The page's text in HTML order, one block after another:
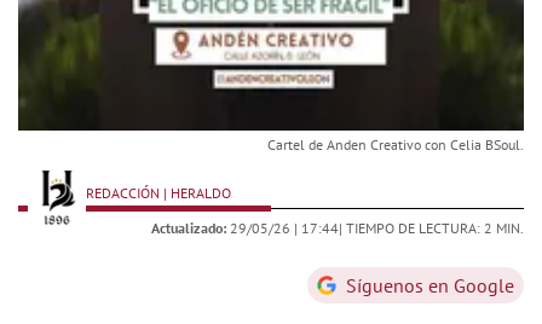
Cartel de Anden Creativo con Celia BSoul.
REDACCIÓN | HERALDO
Actualizado: 29/05/26 | 17:44| TIEMPO DE LECTURA: 2 MIN.
Síguenos en Google